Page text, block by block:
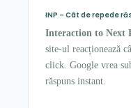
INP – Cât de repede
Interaction to Next
site-ul reacționează
click. Google vrea
răspuns instant.